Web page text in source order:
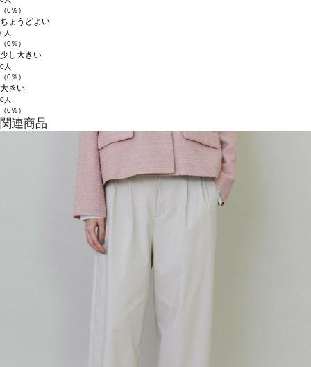
（0％）
ちょうどよい
0人
（0％）
少し大きい
0人
（0％）
大きい
0人
（0％）
関連商品